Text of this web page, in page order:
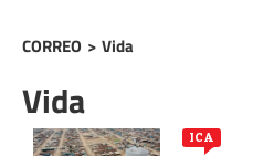
CORREO > Vida
Vida
ICA